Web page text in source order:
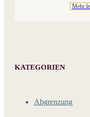
Mehr
KATEGORIEN
Abgrenzung